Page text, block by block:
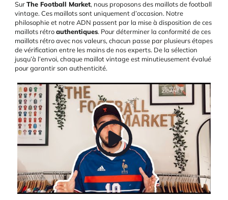
SurThe Football Market, nous proposons des maillots de football
vintage. Ces maillots sont uniquement d’occasion. Notre
philosophie et notre ADN passent par la mise à disposition de ces
maillots rétroauthentiques. Pour déterminer la conformité de ces
maillots rétro avec nos valeurs, chacun passe par plusieurs étapes
de vérification entre les mains de nos experts. De la sélection
jusqu’à l’envoi, chaque maillot vintage est minutieusement évalué
pour garantir son authenticité.